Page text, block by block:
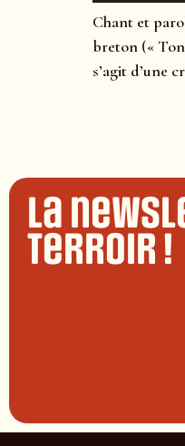
Chant et
breton («
s’agit d’une
La
terroir !